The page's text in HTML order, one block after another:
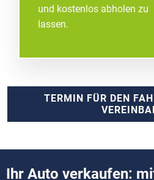
und kostenlos abholen zu
lassen.
TERMIN FÜR DEN
Ihr Auto verkaufen: